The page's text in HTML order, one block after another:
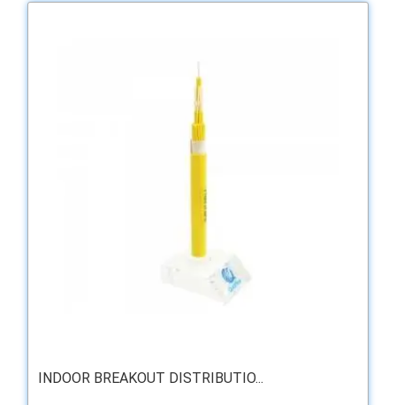
INDOOR BREAKOUT DISTRIBUTIO...